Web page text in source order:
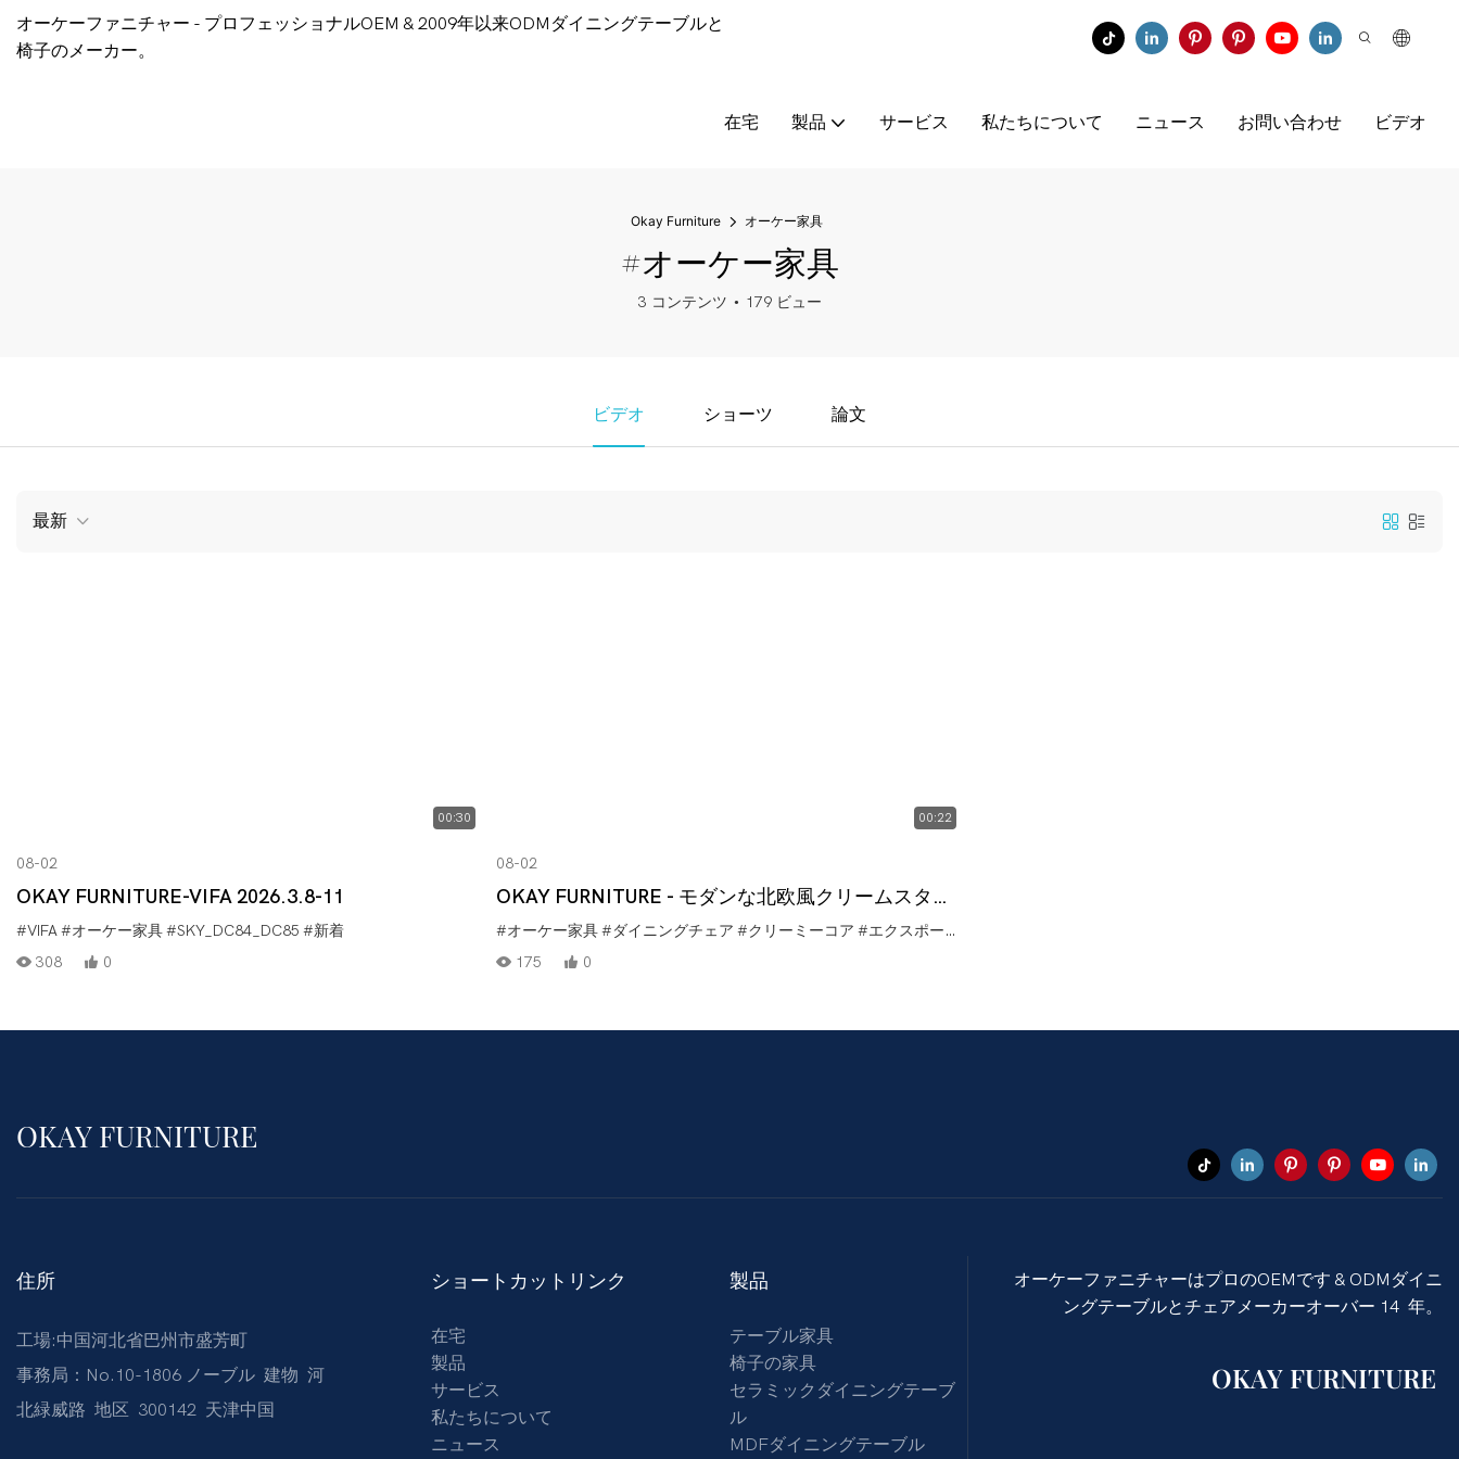
オーケーファニチャー - プロフェッショナルOEM & 2009年以来ODMダイニングテーブルと
椅子のメーカー。
在宅 製品 サービス 私たちについて ニュース お問い合わせ ビデオ
Okay Furniture オーケー家具
#オーケー家具
3 コンテンツ 179 ビュー
ビデオ ショーツ 論文
最新
00:30
08-02
OKAY FURNITURE-VIFA 2026.3.8-11
#VIFA#オーケー家具#SKY_DC84_DC85 #新着
308
0
00:22
08-02
OKAY FURNITURE - モダンな北欧風クリームスタイ
ル、カスタマイズ可能なファブリックと無垢材の脚
#オーケー家具 #ダイニングチェア #クリーミーコア #エクスポート準備完了
175
0
OKAY FURNITURE
住所
工場:中国河北省巴州市盛芳町
事務局：No.10-1806 ノーブル 建物 河
北緑威路 地区 300142 天津中国
ショートカットリンク
在宅
製品
サービス
私たちについて
ニュース
製品
テーブル家具
椅子の家具
セラミックダイニングテーブ
ル
MDFダイニングテーブル
オーケーファニチャーはプロのOEMです & ODMダイニ
ングテーブルとチェアメーカーオーバー 14 年。
OKAY FURNITURE